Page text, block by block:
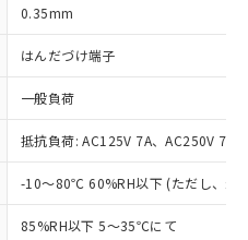
0.35mm
はんだづけ端子
一般負荷
抵抗負荷: AC125V 7A、AC250V 7A
-10～80℃ 60%RH以下 (ただし、氷
85%RH以下 5～35℃にて